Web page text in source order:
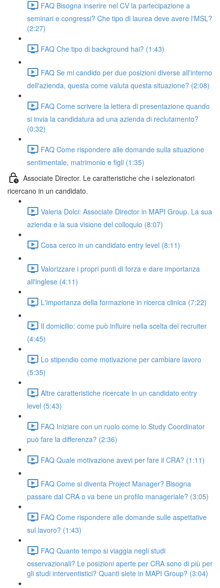
FAQ Bisogna inserire nel CV la partecipazione a
seminari e congressi? Che tipo di laurea deve avere l'MSL?
(2:27)
FAQ Che tipo di background hai? (1:43)
FAQ Se mi candido per due posizioni diverse all'interno
dell'azienda, questa come valuta questa situazione? (2:08)
FAQ Come scrivere la lettera di presentazione quando
si invia la candidatura ad una azienda di reclutamento?
(0:32)
FAQ Come rispondere alle domande sulla situazione
sentimentale, matrimonio e figli (1:35)
Associate Director. Le caratteristiche che i selezionatori
ricercano in un candidato.
Valeria Dolci: Associate Director in MAPI Group. La sua
azienda e la sua visione del colloquio (8:07)
Cosa cerco in un candidato entry level (8:11)
Valorizzare i propri punti di forza e dare importanza
all'inglese (4:11)
L'importanza della formazione in ricerca clinica (7:22)
Il domicilio: come può influire nella scelta del recruiter
(4:45)
Lo stipendio come motivazione per cambiare lavoro
(5:35)
Altre caratteristiche ricercate in un candidato entry
level (5:43)
FAQ Iniziare con un ruolo come lo Study Coordinator
può fare la differenza? (2:36)
FAQ Quale motivazione avevi per fare il CRA? (1:11)
FAQ Come si diventa Project Manager? Bisogna
passare dal CRA o va bene un profilo manageriale? (3:05)
FAQ Come rispondere alle domande sulle aspettative
sul lavoro? (1:43)
FAQ Quanto tempo si viaggia negli studi
osservazionali? Le posizioni aperte per CRA sono di più per
gli studi interventistici? Quanti siete in MAPI Group? (3:04)